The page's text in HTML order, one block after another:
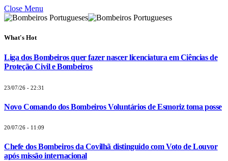
Close Menu
What's Hot
Liga dos Bombeiros quer fazer nascer licenciatura em Ciências de
Proteção Civil e Bombeiros
23/07/26 - 22:31
Novo Comando dos Bombeiros Voluntários de Esmoriz toma posse
20/07/26 - 11:09
Chefe dos Bombeiros da Covilhã distinguido com Voto de Louvor
após missão internacional